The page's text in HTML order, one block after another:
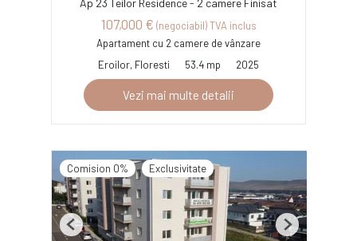
107,000 € (negociabil) TVA inclus
Apartament cu 2 camere de vânzare
Eroilor, Floresti
53.4 mp 2025
Vezi mai multe detalii
Comision 0% Exclusivitate
Previous Next